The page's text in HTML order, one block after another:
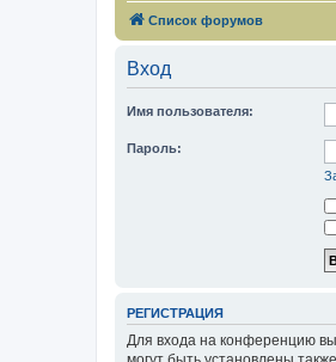
Список форумов
Вход
Имя пользователя:
Пароль:
РЕГИСТРАЦИЯ
Для входа на конференцию